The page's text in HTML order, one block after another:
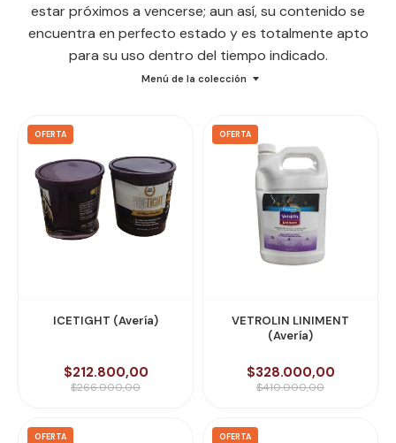
estar próximos a vencerse; aun así, su contenido se
encuentra en perfecto estado y es totalmente apto
para su uso dentro del tiempo indicado.
Menú de la colección
OFERTA
ICETIGHT (Avería)
$212.800,00
$266.000,00
OFERTA
VETROLIN LINIMENT
(Avería)
$328.000,00
$410.000,00
OFERTA OFERTA